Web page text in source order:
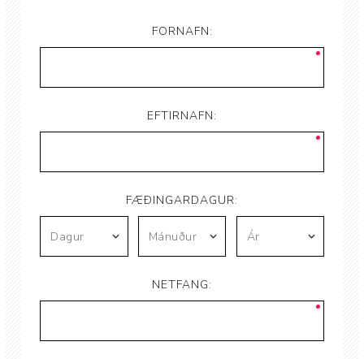
FORNAFN:
EFTIRNAFN:
FÆÐINGARDAGUR:
NETFANG: